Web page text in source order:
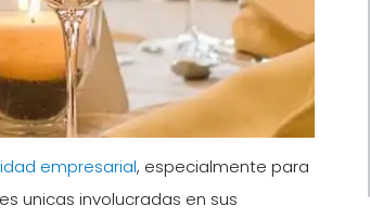
empresarial, especialmente para
unicas involucradas en sus